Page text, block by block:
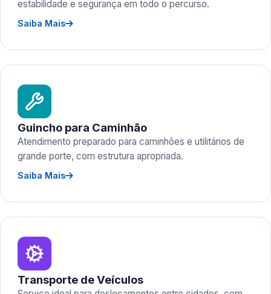
estabilidade e segurança em todo o percurso.
Saiba Mais
Guincho para Caminhão
Atendimento preparado para caminhões e utilitários de
grande porte, com estrutura apropriada.
Saiba Mais
Transporte de Veículos